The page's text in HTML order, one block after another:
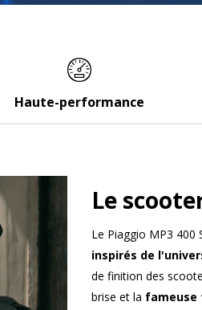
Haute-performance
Le
Le Piaggio MP3 400
inspirés de
de finition des
brise et la fameuse